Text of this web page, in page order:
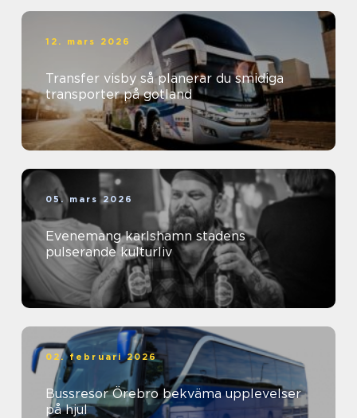
12. mars 2026
Transfer visby så planerar du smidiga
transporter på gotland
05. mars 2026
Evenemang karlshamn stadens
pulserande kulturliv
02. februari 2026
Bussresor Örebro bekväma upplevelser
på hjul